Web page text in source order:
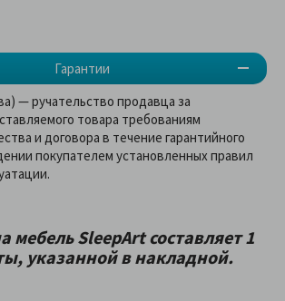
Гарантии
— ручательство продавца за
товара требованиям
и договора в течение гарантийного
покупателем установленных правил
мебель SleepArt составляет 1
указанной в накладной.